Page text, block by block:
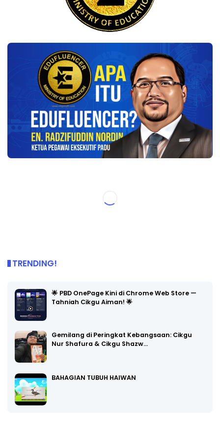
TRENDING!
🌟 PBD OnePage Kini di Chrome Web Store —
Tahniah Cikgu Aiman! 🌟
Gemilang di Peringkat Kebangsaan: Cikgu
Nur Shafura & Cikgu Shazw…
BAHAGIAN TUBUH HAIWAN